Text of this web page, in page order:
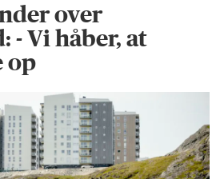
over
- Vi håber, at
op